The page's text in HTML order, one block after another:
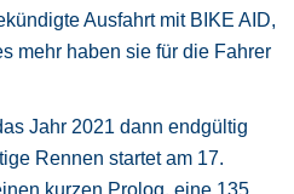
Ausfahrt mit BIKE AID,
mehr haben sie für die Fahrer
Jahr 2021 dann endgültig
Rennen startet am 17.
kurzen Prolog, eine 135